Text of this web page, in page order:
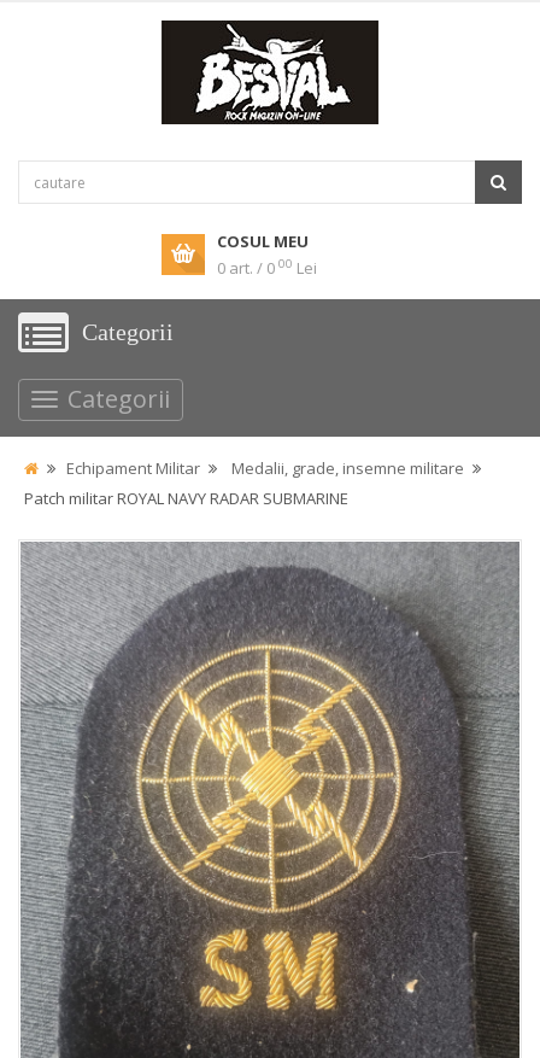
COSUL MEU
0 art. / 0 00 Lei
Categorii
Categorii
Echipament Militar
Medalii, grade, insemne militare
Patch militar ROYAL NAVY RADAR SUBMARINE